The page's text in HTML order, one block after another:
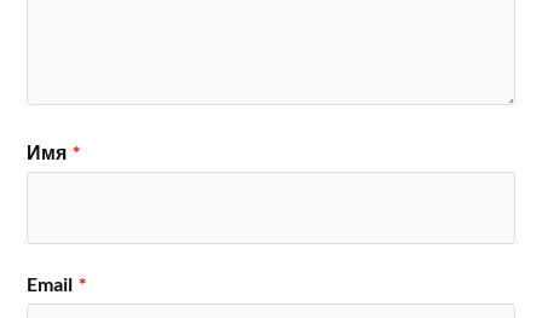
Имя *
Email *